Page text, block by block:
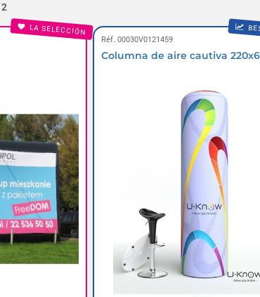
2
LA SELECCIÓN
Réf. 00030V0121459
Columna de aire cautiva